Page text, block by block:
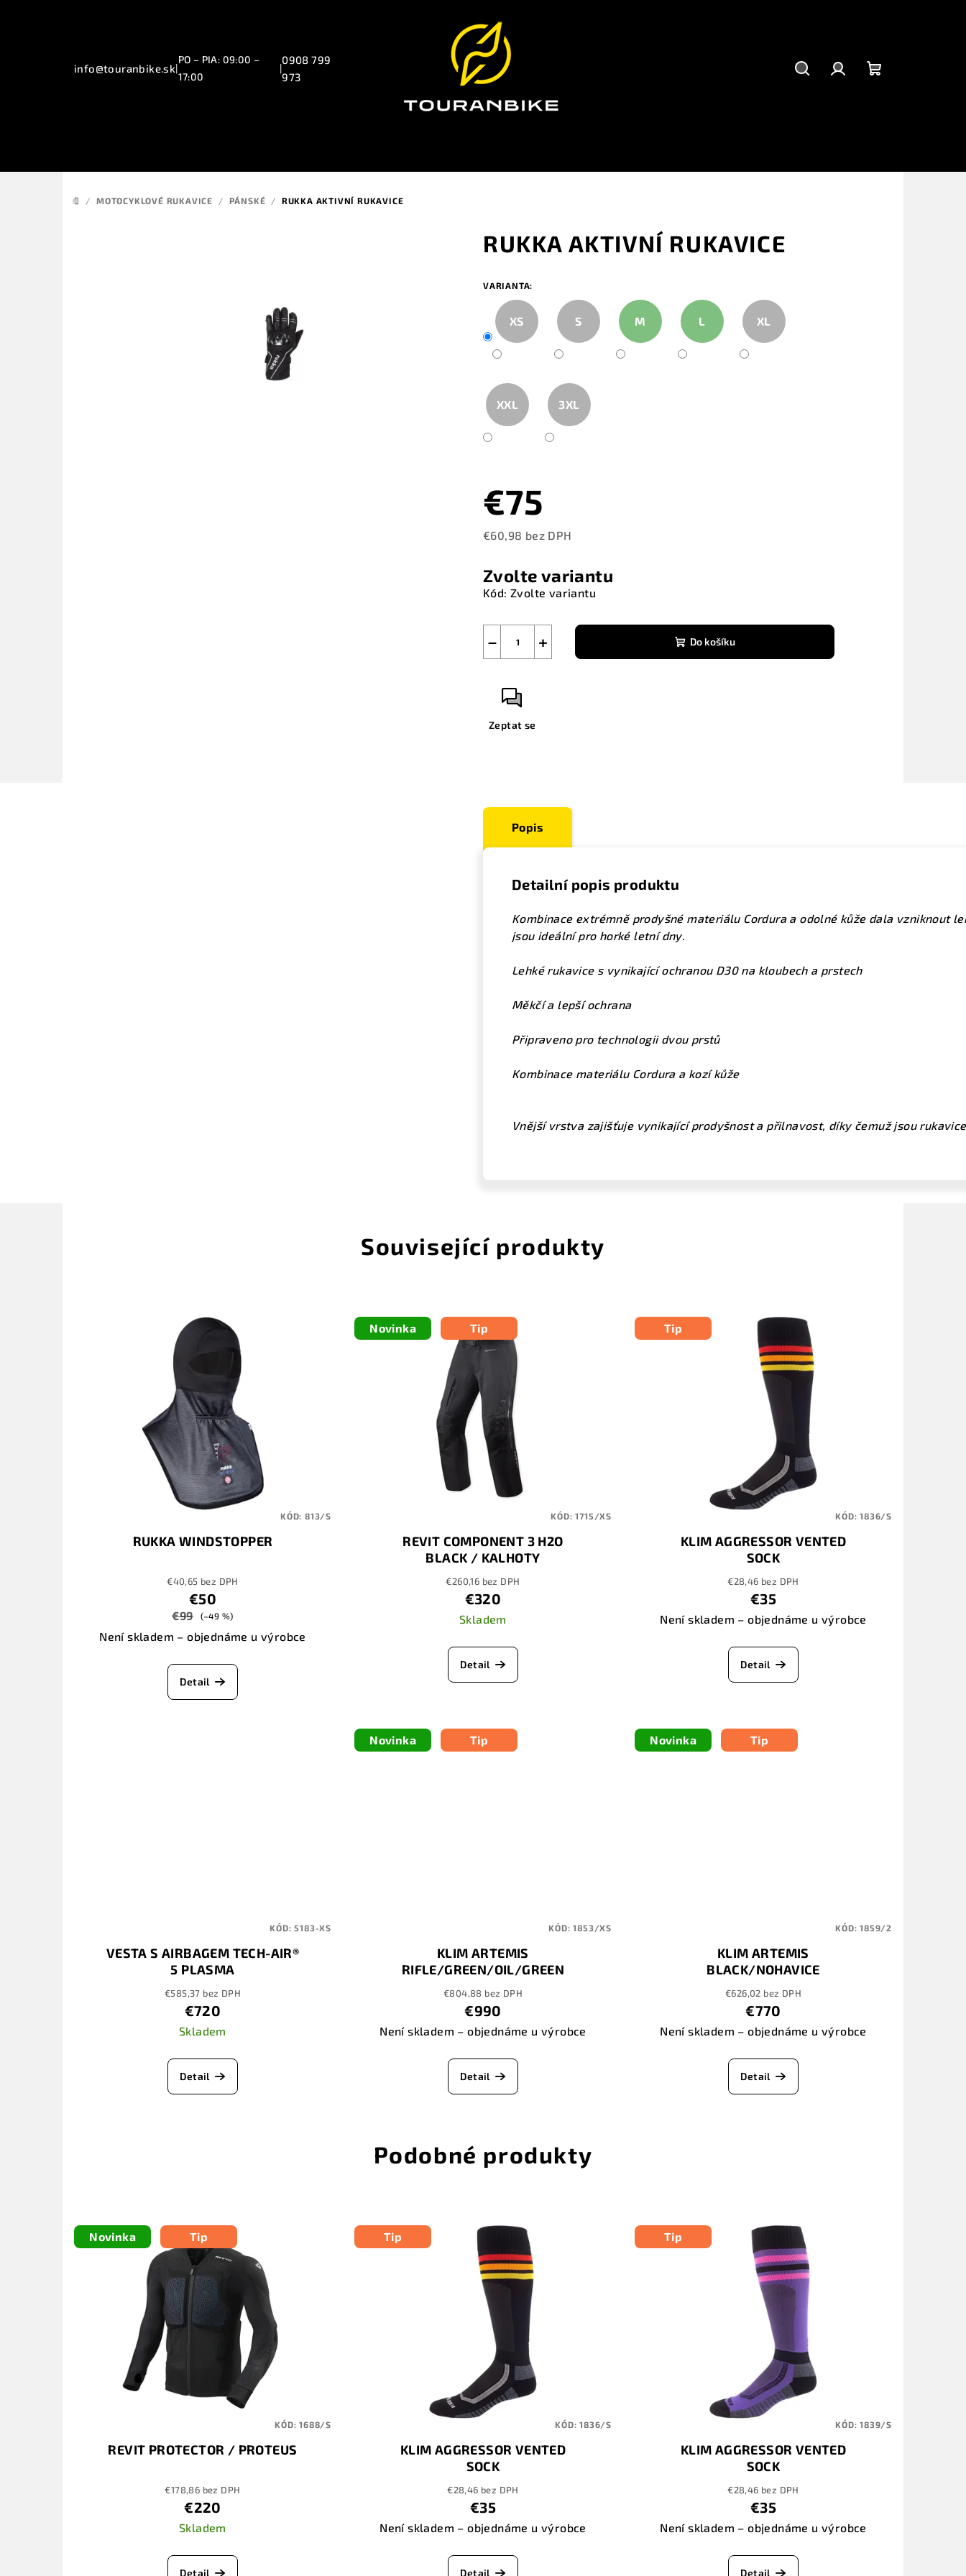
info@touranbike.sk|
PO – PIA: 09:00 –
17:00
|
0908 799
973
DOMŮ
/ MOTOCYKLOVÉ RUKAVICE / PÁNSKÉ / RUKKA AKTIVNÍ RUKAVICE
RUKKA AKTIVNÍ RUKAVICE
VARIANTA:
XS S M L XL
XXL 3XL
€75
€60,98 bez DPH
cena:
Zvolte variantu
Kód: Zvolte variantu
+
− Do košíku
Zeptat se
Popis
Detailní popis produktu
Kombinace extrémně prodyšné materiálu Cordura a odolné kůže dala vzniknout
jsou ideální pro horké letní dny.
Lehké rukavice s vynikající ochranou D30 na kloubech a prstech
Měkčí a lepší ochrana
Připraveno pro technologii dvou prstů
Kombinace materiálu Cordura a kozí kůže
Vnější vrstva zajišťuje vynikající prodyšnost a přilnavost, díky čemuž jsou
Související produkty
RUKKA WINDSTOPPER
€40,65 bez DPH
€50
€99 (–49 %)
Není skladem – objednáme u výrobce
Detail
KÓD: 813/S
Novinka Tip
REVIT COMPONENT 3 H2O
BLACK / KALHOTY
€260,16 bez DPH
€320
Skladem
Detail
KÓD:1715/XS
Tip
KLIM AGGRESSOR VENTED
SOCK
€28,46 bez DPH
€35
Není skladem – objednáme u výrobce
Detail
KÓD:1836/S
VESTA S AIRBAGEM TECH-AIR®
5 PLASMA
€585,37 bez DPH
€720
Skladem
Detail
KÓD:5183-XS
Novinka Tip
KLIM ARTEMIS
RIFLE/GREEN/OIL/GREEN
€804,88 bez DPH
€990
Není skladem – objednáme u výrobce
Detail
KÓD:1853/XS
Novinka Tip
KLIM ARTEMIS
BLACK/NOHAVICE
€626,02 bez DPH
€770
Není skladem – objednáme u výrobce
Detail
KÓD:1859/2
Podobné produkty
Novinka Tip
REVIT PROTECTOR / PROTEUS
€178,86 bez DPH
€220
Skladem
Detail
KÓD:1688/S
Tip
KLIM AGGRESSOR VENTED
SOCK
€28,46 bez DPH
€35
Není skladem – objednáme u výrobce
Detail
KÓD:1836/S
Tip
KLIM AGGRESSOR VENTED
SOCK
€28,46 bez DPH
€35
Není skladem – objednáme u výrobce
Detail
KÓD:1839/S